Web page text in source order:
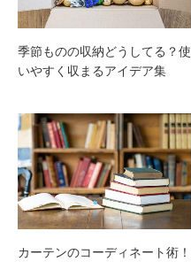
季節ものの収納どうしてる？使
いやすく収まるアイデア集
カーテンのコーディネート術！